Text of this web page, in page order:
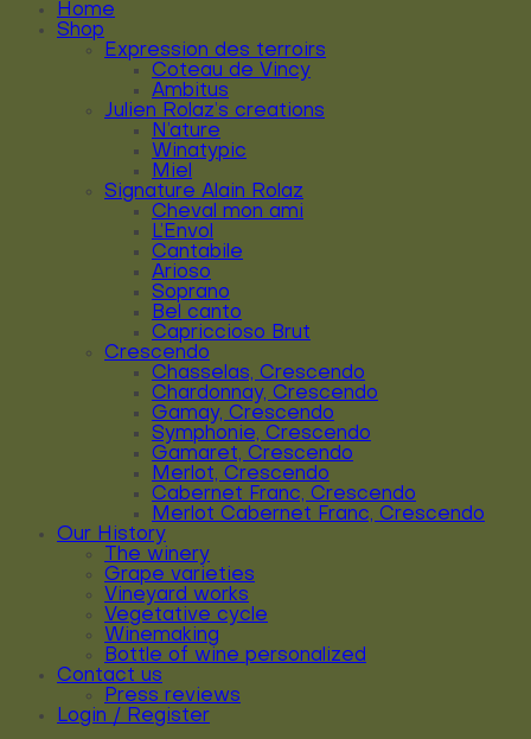
Home
Shop
Expression des terroirs
Coteau de Vincy
Ambitus
Julien Rolaz’s creations
N’ature
Winatypic
Miel
Signature Alain Rolaz
Cheval mon ami
L’Envol
Cantabile
Arioso
Soprano
Bel canto
Capriccioso Brut
Crescendo
Chasselas, Crescendo
Chardonnay, Crescendo
Gamay, Crescendo
Symphonie, Crescendo
Gamaret, Crescendo
Merlot, Crescendo
Cabernet Franc, Crescendo
Merlot Cabernet Franc, Crescendo
Our History
The winery
Grape varieties
Vineyard works
Vegetative cycle
Winemaking
Bottle of wine personalized
Contact us
Press reviews
Login / Register